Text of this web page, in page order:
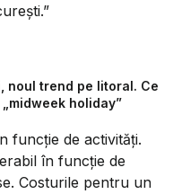
noul trend pe litoral. Ce
holiday”
funcție de activități.
în funcție de
Costurile pentru un